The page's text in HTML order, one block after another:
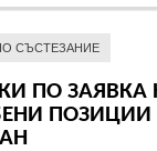
СЪСТЕЗАНИЕ
ПО